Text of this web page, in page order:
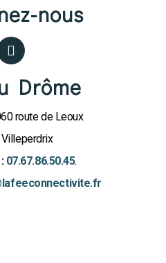
nous
Drôme
route de Leoux
07.67.86.50.45.